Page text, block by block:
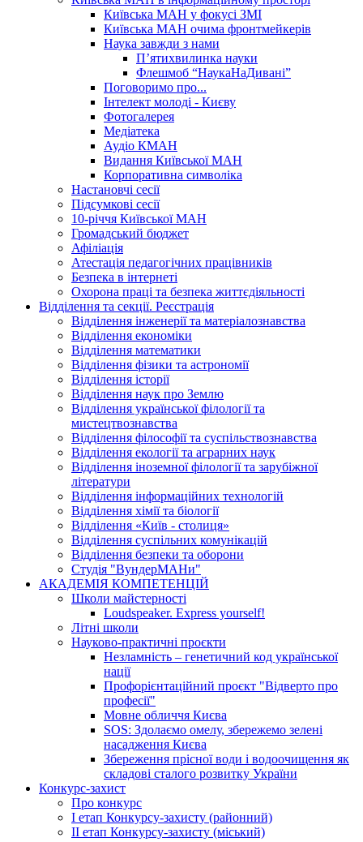
Київська МАН у фокусі ЗМІ
Київська МАН очима фронтмейкерів
Наука завжди з нами
П’ятихвилинка науки
Флешмоб “НаукаНаДивані”
Поговоримо про...
Інтелект молоді - Києву
Фотогалерея
Медіатека
Аудіо КМАН
Видання Київської МАН
Корпоративна символіка
Настановчі сесії
Підсумкові сесії
10-річчя Київської МАН
Громадський бюджет
Афіліація
Атестація педагогічних працівників
Безпека в інтернеті
Охорона праці та безпека життєдіяльності
Відділення та секції. Реєстрація
Відділення інженерії та матеріалознавства
Відділення економіки
Відділення математики
Відділення фізики та астрономії
Відділення історії
Відділення наук про Землю
Відділення української філології та
мистецтвознавства
Відділення філософії та суспільствознавства
Відділення екології та аграрних наук
Відділення іноземної філології та зарубіжної
літератури
Відділення інформаційних технологій
Відділення хімії та біології
Відділення «Київ - столиця»
Відділення суспільних комунікацій
Відділення безпеки та оборони
Студія "ВундерМАНи"
АКАДЕМІЯ КОМПЕТЕНЦІЙ
Школи майстерності
Loudspeaker. Express yourself!
Літні школи
Науково-практичні проєкти
Незламність – генетичний код української
нації
Профорієнтаційний проєкт "Відверто про
професії"
Мовне обличчя Києва
SOS: Здолаємо омелу, збережемо зелені
насадження Києва
Збереження прісної води і водоочищення як
складові сталого розвитку України
Конкурс-захист
Про конкурс
І етап Конкурсу-захисту (районний)
ІІ етап Конкурсу-захисту (міський)